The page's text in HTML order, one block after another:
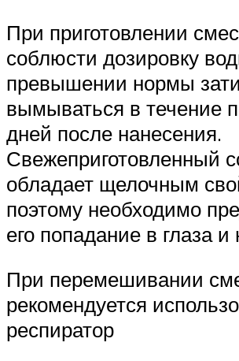
При приготовлении
соблюсти дозировку
превышении нормы
вымываться в течение
дней после нанесения.
Свежеприготовленный
обладает щелочным
поэтому необходимо
его попадание в глаза и
При перемешивании
рекомендуется
респиратор